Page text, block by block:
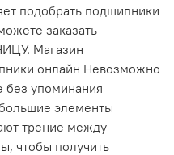
подобрать подшипники
заказать
Магазин
онлайн Невозможно
без упоминания
элементы
трение между
чтобы получить